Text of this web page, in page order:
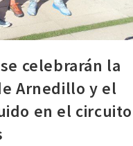
celebrarán la
Arnedillo y el
en el circuito